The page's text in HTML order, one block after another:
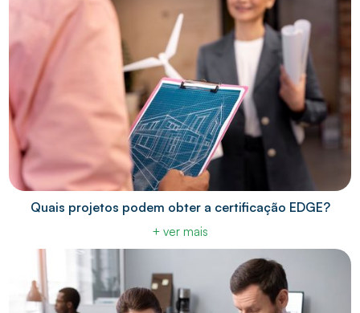
Quais projetos podem obter a certificação EDGE?
+ ver mais